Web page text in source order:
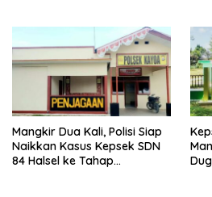
Mangkir Dua Kali, Polisi Siap
Naikkan Kasus Kepsek SDN
84 Halsel ke Tahap